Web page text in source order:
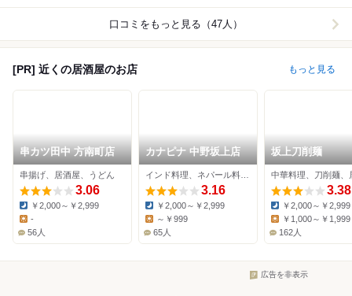
口コミをもっと見る（47人）
[PR] 近くの居酒屋のお店 もっと見る
串カツ田中 方南町店
串揚げ、居酒屋、うどん
3.06
Dinner:
￥2,000～￥2,999
Lunch:
-
56人
カナピナ 中野坂上店
3.16
Dinner:
￥2,000～￥2,999
Lunch:
～￥999
65人
坂上刀削麺
中華料理、刀削麺、
3.38
Dinner:
￥2,000～￥2,999
￥1,000～￥1,999
162人
広告を非表示